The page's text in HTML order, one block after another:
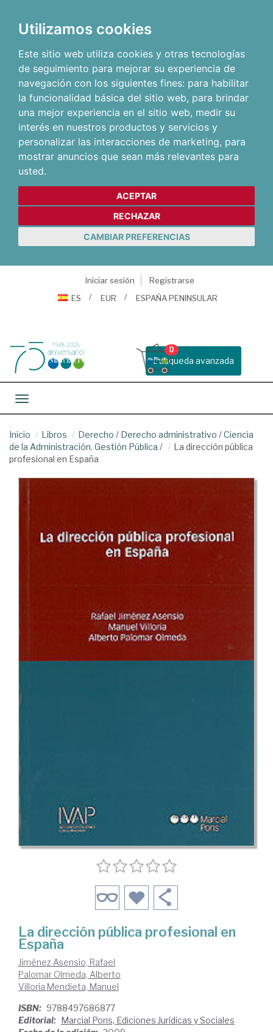
Utilizamos cookies
Este sitio web utiliza cookies y otras tecnologías
de seguimiento para mejorar su experiencia de
navegación con los siguientes fines: para habilitar
la funcionalidad básica del sitio web, para brindar
una mejor experiencia en el sitio web, medir su
interés en nuestros productos y servicios y
personalizar las interacciones de marketing, para
mostrar anuncios que sean más relevantes para
usted.
ACEPTAR
RECHAZAR
CAMBIAR PREFERENCIAS
Iniciar sesión
Registrarse
ES
EUR ESPAÑA PENINSULAR
Busqueda avanzada
0
Toggle navigation
Inicio Libros Derecho / Derecho administrativo /Ciencia
de la Administración. Gestión Pública /
La dirección pública
profesional en España
La dirección pública profesional en
España
Jiménez Asensio, Rafael
Palomar Olmeda, Alberto
Villoria Mendieta, Manuel
ISBN: 9788497686877
Editorial: Marcial Pons, Ediciones Jurídicas y Sociales